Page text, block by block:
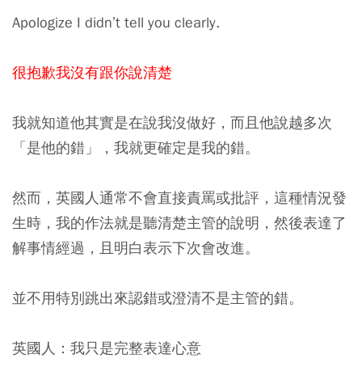
Apologize I didn’t tell you clearly.
很抱歉我沒有跟你說清楚
我就知道他其實是在說我沒做好，而且他說越多次
「是他的錯」，我就更確定是我的錯。
然而，英國人通常不會直接責罵或批評，這種情況發
生時，我的作法就是聽清楚主管的說明，然後表達了
解事情經過，且明白表示下次會改進。
並不用特別跳出來認錯或澄清不是主管的錯。
英國人：我只是完整表達心意